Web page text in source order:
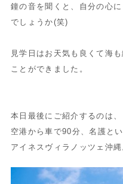
鐘の音を聞くと、自分の心
でしょうか(笑)
見学日はお天気も良くて海
ことができました。
本日最後にご紹介するのは、
空港から車で90分、名護と
アイネスヴィラノッツェ沖縄